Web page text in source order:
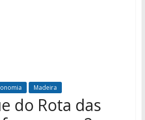
Madeira
do Rota das